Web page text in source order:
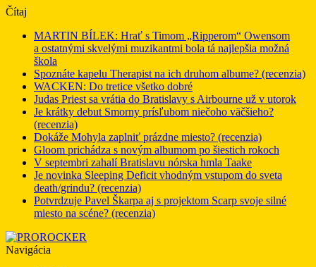
Čítaj
MARTIN BÍLEK: Hrať s Timom „Ripperom“ Owensom
a ostatnými skvelými muzikantmi bola tá najlepšia možná
škola
Spoznáte kapelu Therapist na ich druhom albume? (recenzia)
WACKEN: Do tretice všetko dobré
Judas Priest sa vrátia do Bratislavy s Airbourne už v utorok
Je krátky debut Smorny prísľubom niečoho väčšieho?
(recenzia)
Dokáže Mohyla zaplniť prázdne miesto? (recenzia)
Gloom prichádza s novým albumom po šiestich rokoch
V septembri zahalí Bratislavu nórska hmla Taake
Je novinka Sleeping Deficit vhodným vstupom do sveta
death/grindu? (recenzia)
Potvrdzuje Pavel Škarpa aj s projektom Scarp svoje silné
miesto na scéne? (recenzia)
Navigácia